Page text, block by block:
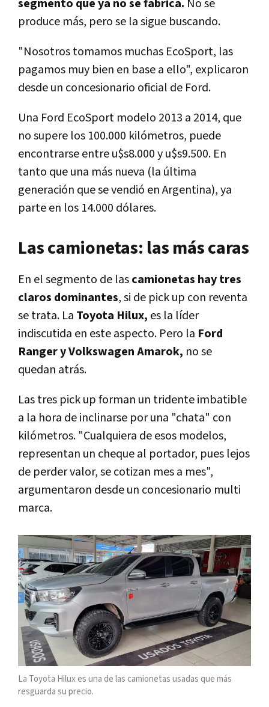
segmento que ya no se fabrica. No se
produce más, pero se la sigue buscando.
"Nosotros tomamos muchas EcoSport, las
pagamos muy bien en base a ello", explicaron
desde un concesionario oficial de Ford.
Una Ford EcoSport modelo 2013 a 2014, que
no supere los 100.000 kilómetros, puede
encontrarse entre u$s8.000 y u$s9.500. En
tanto que una más nueva (la última
generación que se vendió en Argentina), ya
parte en los 14.000 dólares.
Las camionetas: las más caras
En el segmento de lascamionetas hay tres
claros dominantes, si de pick up con reventa
se trata. La Toyota Hilux, es la líder
indiscutida en este aspecto. Pero la Ford
Ranger y Volkswagen Amarok, no se
quedan atrás.
Las tres pick up forman un tridente imbatible
a la hora de inclinarse por una "chata" con
kilómetros. "Cualquiera de esos modelos,
representan un cheque al portador, pues lejos
de perder valor, se cotizan mes a mes",
argumentaron desde un concesionario multi
marca.
La Toyota Hilux es una de las camionetas usadas que más
resguarda su precio.